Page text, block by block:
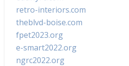
retro-interiors.com
theblvd-boise.com
fpet2023.org
e-smart2022.org
ngrc2022.org